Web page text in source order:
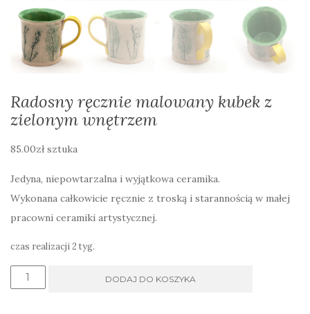
Radosny ręcznie malowany kubek z
zielonym wnętrzem
85.00zł sztuka
Jedyna, niepowtarzalna i wyjątkowa ceramika.
Wykonana całkowicie ręcznie z troską i starannością w małej
pracowni ceramiki artystycznej.
czas realizacji 2 tyg.
ilość
DODAJ DO KOSZYKA